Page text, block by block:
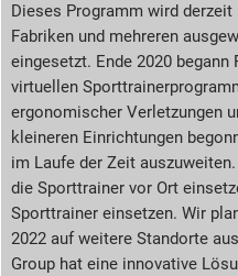
Dieses Programm wird
Fabriken und mehreren
eingesetzt. Ende 2020
virtuellen
ergonomischer Verletzungen
kleineren Einrichtungen
im Laufe der Zeit
die Sporttrainer vor Ort
Sporttrainer einsetzen. Wir
2022 auf weitere Standorte
Group hat eine innovative